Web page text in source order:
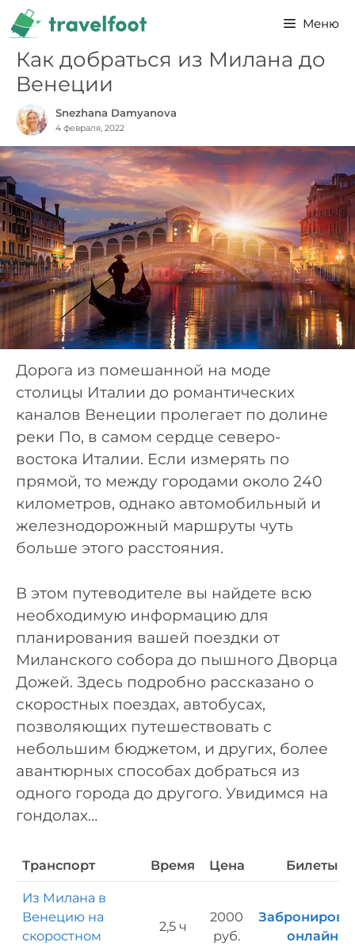
Перейти
содержимому
Меню
Как добраться из Милана до
Венеции
Snezhana Damyanova
4 февраля, 2022
Дорога из помешанной на моде
столицы Италии до романтических
каналов Венеции пролегает по долине
реки По, в самом сердце северо-
востока Италии. Если измерять по
прямой, то между городами около 240
километров, однако автомобильный и
железнодорожный маршруты чуть
больше этого расстояния.
В этом путеводителе вы найдете всю
необходимую информацию для
планирования вашей поездки от
Миланского собора до пышного Дворца
Дожей. Здесь подробно рассказано о
скоростных поездах, автобусах,
позволяющих путешествовать с
небольшим бюджетом, и других, более
авантюрных способах добраться из
одного города до другого. Увидимся на
гондолах…
Транспорт Время Цена Билеты
Из Милана в
Венецию на
скоростном
2,5 ч
2000
руб.
онлайн